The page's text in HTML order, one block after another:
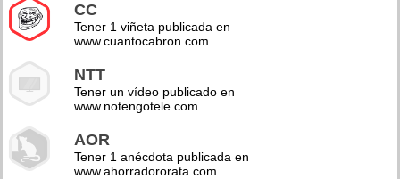
CC
Tener 1 viñeta publicada en
www.cuantocabron.com
NTT
Tener un vídeo publicado en
www.notengotele.com
AOR
Tener 1 anécdota publicada en
www.ahorradororata.com